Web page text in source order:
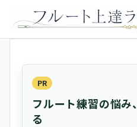
PR
フルート練習の悩
る